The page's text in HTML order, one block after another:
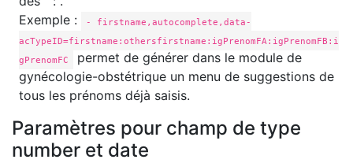
Exemple :
- firstname,autocomplete,data-
acTypeID=firstname:othersfirstname:igPrenomFA:igPrenomFB:i
gPrenomFC
permet de générer dans le module de
gynécologie-obstétrique un menu de suggestions de
tous les prénoms déjà saisis.
Paramètres pour champ de type
number et date